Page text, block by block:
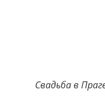
Свадьба в